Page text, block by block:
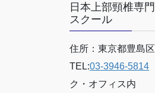
日本上部頸椎専
スクール
住所：東京都豊島
TEL:03-3946-5814
ク・オフィス内